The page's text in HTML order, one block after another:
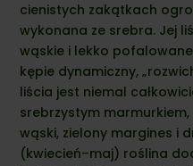
cienistych zakątkach
wykonana ze srebra. Jej
wąskie i lekko
kępie dynamiczny,
liścia jest niemal
srebrzystym marmurkiem,
wąski, zielony margines i
(kwiecień–maj) roślina